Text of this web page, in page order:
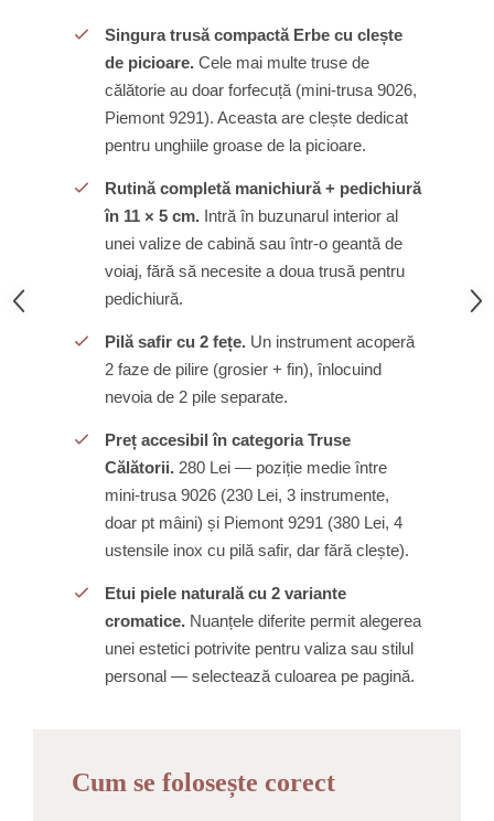
Singura trusă compactă Erbe cu clește
de picioare. Cele mai multe truse de
călătorie au doar forfecuță (mini-trusa 9026,
Piemont 9291). Aceasta are clește dedicat
pentru unghiile groase de la picioare.
Rutină completă manichiură + pedichiură
în 11 × 5 cm. Intră în buzunarul interior al
unei valize de cabină sau într-o geantă de
voiaj, fără să necesite a doua trusă pentru
pedichiură.
Pilă safir cu 2 fețe. Un instrument acoperă
2 faze de pilire (grosier + fin), înlocuind
nevoia de 2 pile separate.
Preț accesibil în categoria Truse
Călătorii. 280 Lei — poziție medie între
mini-trusa 9026 (230 Lei, 3 instrumente,
doar pt mâini) și Piemont 9291 (380 Lei, 4
ustensile inox cu pilă safir, dar fără clește).
Etui piele naturală cu 2 variante
cromatice. Nuanțele diferite permit alegerea
unei estetici potrivite pentru valiza sau stilul
personal — selectează culoarea pe pagină.
Cum se folosește corect